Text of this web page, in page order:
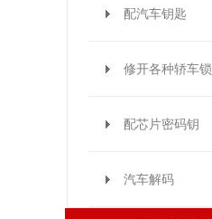
配汽车钥匙
修开各种轿车锁
配芯片密码钥
汽车解码